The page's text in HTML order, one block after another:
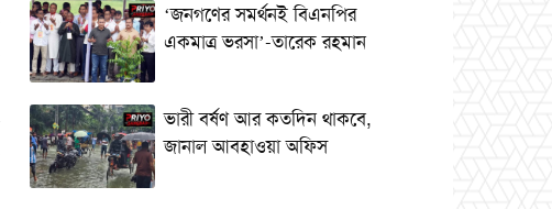
‘জনগণের সমর্থনই বিএনপির
একমাত্র ভরসা’-তারেক রহমান
ভারী বর্ষণ আর কতদিন থাকবে,
জানাল আবহাওয়া অফিস